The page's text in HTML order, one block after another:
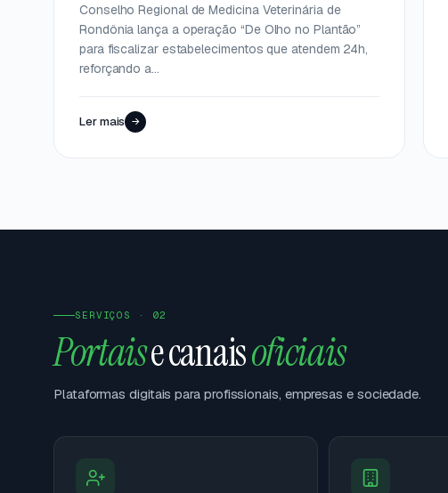
Conselho Regional de Medicina Veterinária de
Rondônia lança a operação “De Olho no Plantão”
para fiscalizar estabelecimentos que atendem 24h,
reforçando a…
Ler mais →
SERVIÇOS · 02
Portaise canaisoficiais
Plataformas digitais para profissionais, empresas e sociedade.